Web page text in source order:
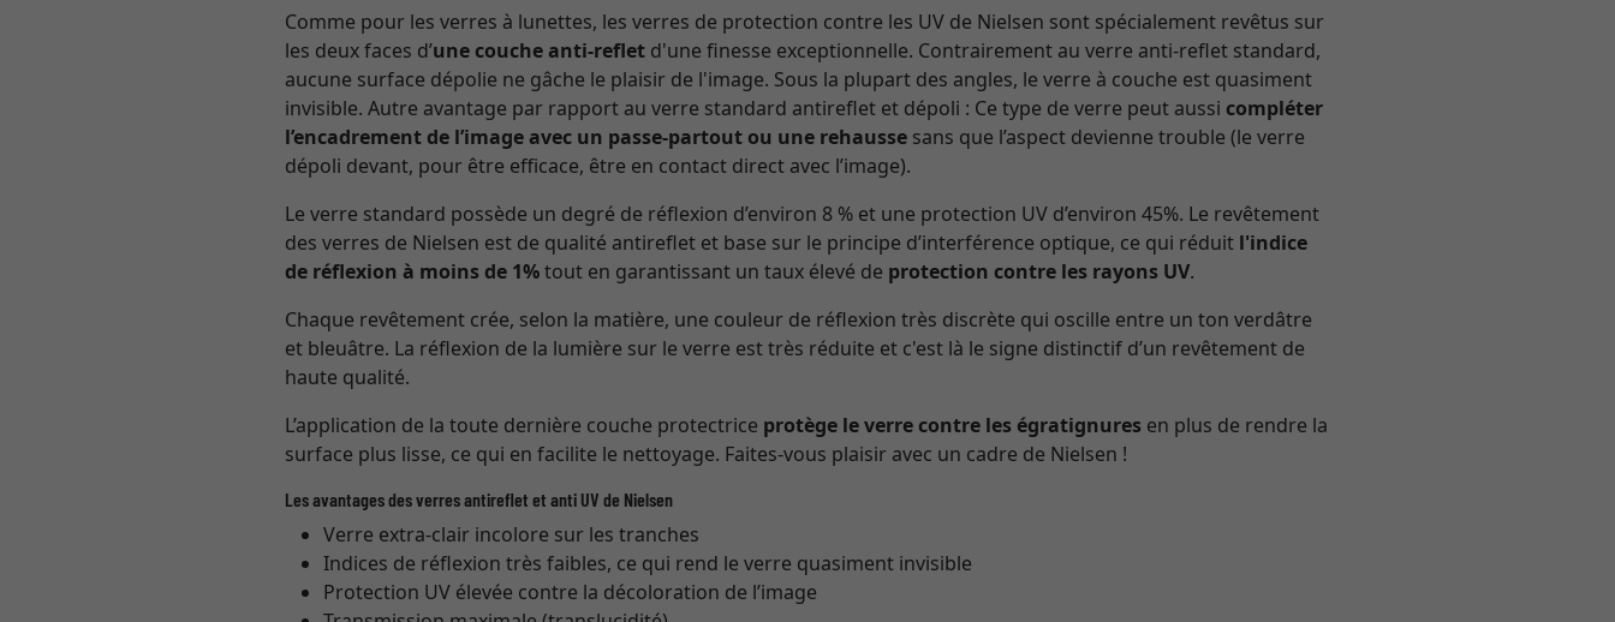
Comme pour les verres à lunettes, les verres de protection contre les UV de Nielsen sont spécialement revêtus sur
les deux faces d’une couche anti-reflet d'une finesse exceptionnelle. Contrairement au verre anti-reflet standard,
aucune surface dépolie ne gâche le plaisir de l'image. Sous la plupart des angles, le verre à couche est quasiment
invisible. Autre avantage par rapport au verre standard antireflet et dépoli : Ce type de verre peut aussi compléter
l’encadrement de l’image avec un passe-partout ou une rehausse sans que l’aspect devienne trouble (le verre
dépoli devant, pour être efficace, être en contact direct avec l’image).
Le verre standard possède un degré de réflexion d’environ 8 % et une protection UV d’environ 45%. Le revêtement
des verres de Nielsen est de qualité antireflet et base sur le principe d’interférence optique, ce qui réduit l'indice
de réflexion à moins de 1%tout en garantissant un taux élevé de protection contre les rayons UV.
Chaque revêtement crée, selon la matière, une couleur de réflexion très discrète qui oscille entre un ton verdâtre
et bleuâtre. La réflexion de la lumière sur le verre est très réduite et c'est là le signe distinctif d’un revêtement de
haute qualité.
L’application de la toute dernière couche protectrice protège le verre contre les égratignures en plus de rendre la
surface plus lisse, ce qui en facilite le nettoyage. Faites-vous plaisir avec un cadre de Nielsen !
Les avantages des verres antireflet et anti UV de Nielsen
Verre extra-clair incolore sur les tranches
Indices de réflexion très faibles, ce qui rend le verre quasiment invisible
Protection UV élevée contre la décoloration de l’image